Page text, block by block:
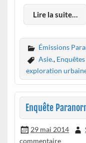
Lire la suite…
Émissions
Asie.,
exploration
Enquête
29 mai 2014
commentaire